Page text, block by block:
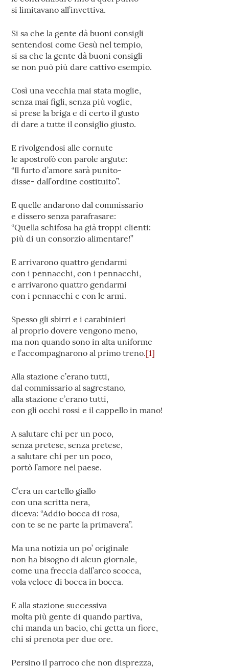
si limitavano all’invettiva.
Si sa che la gente dà buoni consigli
sentendosi come Gesù nel tempio,
si sa che la gente dà buoni consigli
se non può più dare cattivo esempio.
Così una vecchia mai stata moglie,
senza mai figli, senza più voglie,
si prese la briga e di certo il gusto
di dare a tutte il consiglio giusto.
E rivolgendosi alle cornute
le apostrofò con parole argute:
“Il furto d’amore sarà punito-
disse- dall’ordine costituito”.
E quelle andarono dal commissario
e dissero senza parafrasare:
“Quella schifosa ha già troppi clienti:
più di un consorzio alimentare!”
E arrivarono quattro gendarmi
con i pennacchi, con i pennacchi,
e arrivarono quattro gendarmi
con i pennacchi e con le armi.
Spesso gli sbirri e i carabinieri
al proprio dovere vengono meno,
ma non quando sono in alta uniforme
e l’accompagnarono al primo treno.[1]
Alla stazione c’erano tutti,
dal commissario al sagrestano,
alla stazione c’erano tutti,
con gli occhi rossi e il cappello in mano!
A salutare chi per un poco,
senza pretese, senza pretese,
a salutare chi per un poco,
portò l’amore nel paese.
C’era un cartello giallo
con una scritta nera,
diceva: “Addio bocca di rosa,
con te se ne parte la primavera”.
Ma una notizia un po’ originale
non ha bisogno di alcun giornale,
come una freccia dall’arco scocca,
vola veloce di bocca in bocca.
E alla stazione successiva
molta più gente di quando partiva,
chi manda un bacio, chi getta un fiore,
chi si prenota per due ore.
Persino il parroco che non disprezza,